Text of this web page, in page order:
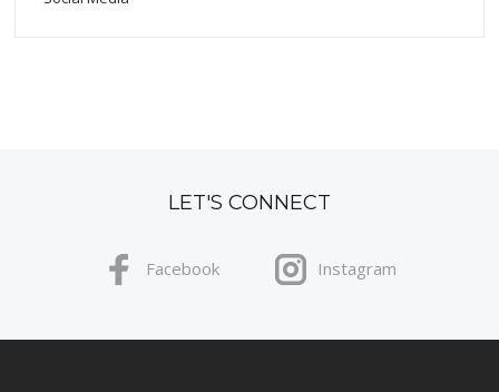
LET'S CONNECT
Facebook Instagram